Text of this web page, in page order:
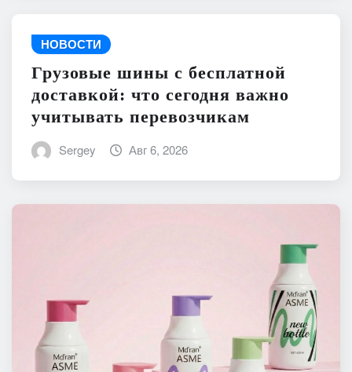
НОВОСТИ
Грузовые шины с бесплатной
доставкой: что сегодня важно
учитывать перевозчикам
Sergey Авг 6, 2026